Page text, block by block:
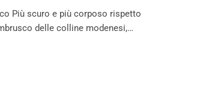
Più scuro e più corposo rispetto
delle colline modenesi,…